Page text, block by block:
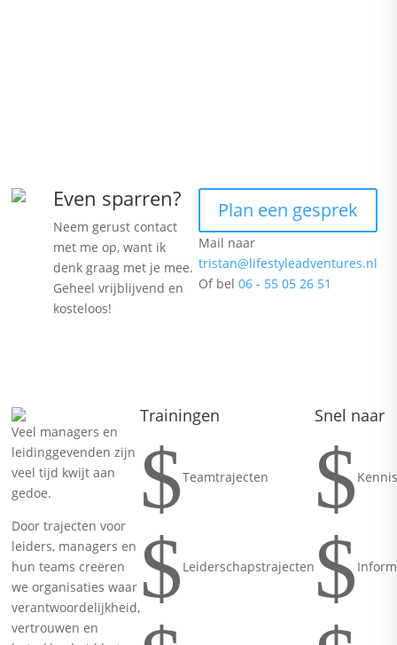
Even sparren?
Neem gerust contact
met me op, want ik
denk graag met je mee.
Geheel vrijblijvend en
kosteloos!
Plan een gesprek
Mail naar
tristan@lifestyleadventures.nl
Of bel 06 - 55 05 26 51
Veel managers en
leidinggevenden zijn
veel tijd kwijt aan
gedoe.
Door trajecten voor
leiders, managers en
hun teams creëren
we organisaties waar
verantwoordelijkheid,
vertrouwen en
Trainingen
$Teamtrajecten
$ Leiderschapstrajecten
Snel naar
$
$